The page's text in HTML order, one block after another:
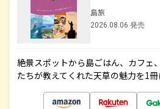
島旅
2026.08.06 発売
絶景スポットから島ごはん、カフェ
たちが教えてくれた天草の魅力を1冊